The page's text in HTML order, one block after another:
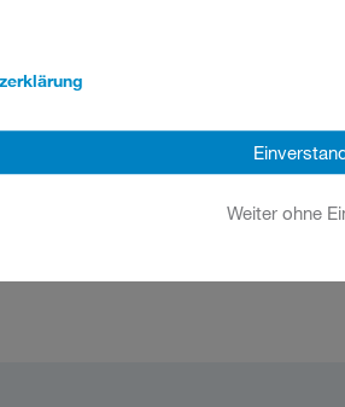
Weiter ohne
z. B. über unsere
durch Bahnhofsnähe sowie
Mahlzeiten